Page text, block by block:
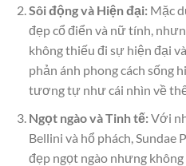
Sôi động và Hiện đại:Mặc
đẹp cổ điển và nữ tính,
không thiếu đi sự hiện đại
phản ánh phong cách sống
tương tự như cái nhìn về
Ngọt ngào và Tinh tế:Với
Bellini và hổ phách, Sundae
đẹp ngọt ngào nhưng